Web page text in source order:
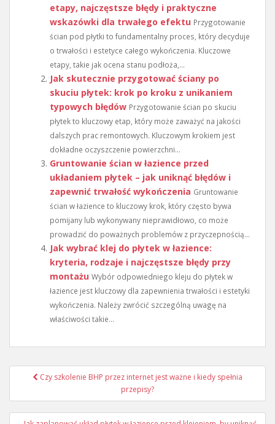
etapy, najczęstsze błędy i praktyczne
wskazówki dla trwałego efektu Przygotowanie
ścian pod płytki to fundamentalny proces, który decyduje
o trwałości i estetyce całego wykończenia. Kluczowe
etapy, takie jak ocena stanu podłoża,...
Jak skutecznie przygotować ściany po
skuciu płytek: krok po kroku z unikaniem
typowych błędów Przygotowanie ścian po skuciu
płytek to kluczowy etap, który może zaważyć na jakości
dalszych prac remontowych. Kluczowym krokiem jest
dokładne oczyszczenie powierzchni...
Gruntowanie ścian w łazience przed
układaniem płytek – jak uniknąć błędów i
zapewnić trwałość wykończenia Gruntowanie
ścian w łazience to kluczowy krok, który często bywa
pomijany lub wykonywany nieprawidłowo, co może
prowadzić do poważnych problemów z przyczepnością...
Jak wybrać klej do płytek w łazience:
kryteria, rodzaje i najczęstsze błędy przy
montażu Wybór odpowiedniego kleju do płytek w
łazience jest kluczowy dla zapewnienia trwałości i estetyki
wykończenia. Należy zwrócić szczególną uwagę na
właściwości takie...
Nawigacja
Czy szkolenie BHP przez internet jest ważne i kiedy spełnia
przepisy?